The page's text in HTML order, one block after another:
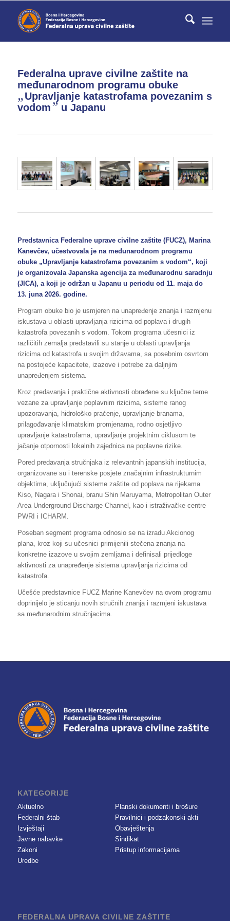
Federalna uprave civilne zaštite na
međunarodnom programu obuke
„Upravljanje katastrofama povezanim s
vodom” u Japanu
Predstavnica Federalne uprave civilne zaštite (FUCZ), Marina
Kanevčev, učestvovala je na međunarodnom programu
obuke „Upravljanje katastrofama povezanim s vodom“, koji
je organizovala Japanska agencija za međunarodnu saradnju
(JICA), a koji je održan u Japanu u periodu od 11. maja do
13. juna 2026. godine.
Program obuke bio je usmjeren na unapređenje znanja i razmjenu
iskustava u oblasti upravljanja rizicima od poplava i drugih
katastrofa povezanih s vodom. Tokom programa učesnici iz
različitih zemalja predstavili su stanje u oblasti upravljanja
rizicima od katastrofa u svojim državama, sa posebnim osvrtom
na postojeće kapacitete, izazove i potrebe za daljnjim
unapređenjem sistema.
Kroz predavanja i praktične aktivnosti obrađene su ključne teme
vezane za upravljanje poplavnim rizicima, sisteme ranog
upozoravanja, hidrološko praćenje, upravljanje branama,
prilagođavanje klimatskim promjenama, rodno osjetljivo
upravljanje katastrofama, upravljanje projektnim ciklusom te
jačanje otpornosti lokalnih zajednica na poplavne rizike.
Pored predavanja stručnjaka iz relevantnih japanskih institucija,
organizovane su i terenske posjete značajnim infrastrukturnim
objektima, uključujući sisteme zaštite od poplava na rijekama
Kiso, Nagara i Shonai, branu Shin Maruyama, Metropolitan Outer
Area Underground Discharge Channel, kao i istraživačke centre
PWRI i ICHARM.
Poseban segment programa odnosio se na izradu Akcionog
plana, kroz koji su učesnici primijenili stečena znanja na
konkretne izazove u svojim zemljama i definisali prijedloge
aktivnosti za unapređenje sistema upravljanja rizicima od
katastrofa.
Učešće predstavnice FUCZ Marine Kanevčev na ovom programu
doprinijelo je sticanju novih stručnih znanja i razmjeni iskustava
sa međunarodnim stručnjacima.
KATEGORIJE
Aktuelno
Federalni štab
Izvještaji
Javne nabavke
Zakoni
Uredbe
Planski dokumenti i brošure
Pravilnici i podzakonski akti
Obavještenja
Sindikat
Pristup informacijama
FEDERALNA UPRAVA CIVILNE ZAŠTITE